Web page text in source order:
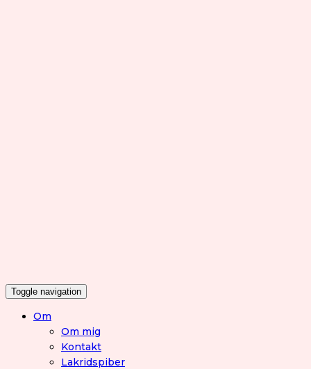
Toggle navigation
Om
Om mig
Kontakt
Lakridspiber